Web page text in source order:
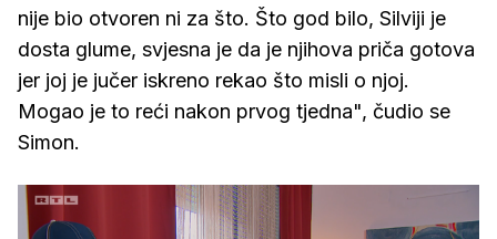
nije bio otvoren ni za što. Što god bilo, Silviji je
dosta glume, svjesna je da je njihova priča gotova
jer joj je jučer iskreno rekao što misli o njoj.
Mogao je to reći nakon prvog tjedna", čudio se
Simon.